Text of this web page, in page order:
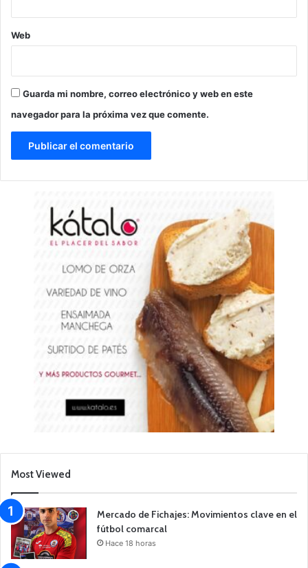
Web
Guarda mi nombre, correo electrónico y web en este
navegador para la próxima vez que comente.
Most Viewed
Mercado de Fichajes: Movimientos clave en el
fútbol comarcal
Hace 18 horas